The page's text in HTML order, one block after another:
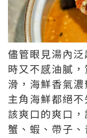
儘管眼見湯內
時又不感油膩
滑，海鮮香氣
主角海鮮都絕
該爽口的爽口，
蟹、蝦、帶子